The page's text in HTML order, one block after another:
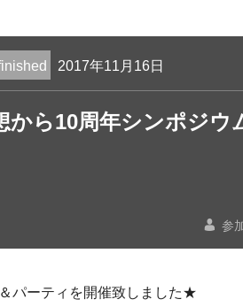
2017年11月16日
から10周年シンポジウ
 参
パーティを開催致しました★